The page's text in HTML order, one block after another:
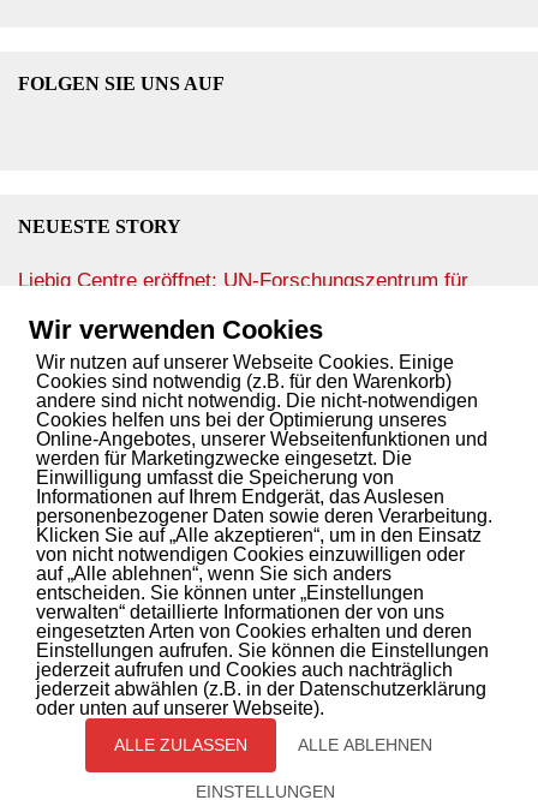
FOLGEN SIE UNS AUF
NEUESTE STORY
Liebig Centre eröffnet: UN-Forschungszentrum für
SPANNENDE STORY? INNOVATIVER SERVICE?
Wir bringen Ihren Content auf den Blog.
KontaktierenSie uns.
INITIATOREN UND PARTNER
Healthcare Mittelhessen lebt durch dieInitiatoren und
Partner.
Digital Health KardiologieMedikamente
ImpressumDatenschutzerklärung
Wir verwenden Cookies
Wir nutzen auf unserer Webseite Cookies. Einige
Cookies sind notwendig (z.B. für den Warenkorb)
andere sind nicht notwendig. Die nicht-notwendigen
Cookies helfen uns bei der Optimierung unseres
Online-Angebotes, unserer Webseitenfunktionen und
werden für Marketingzwecke eingesetzt. Die
Einwilligung umfasst die Speicherung von
Informationen auf Ihrem Endgerät, das Auslesen
personenbezogener Daten sowie deren Verarbeitung.
Klicken Sie auf „Alle akzeptieren“, um in den Einsatz
von nicht notwendigen Cookies einzuwilligen oder
auf „Alle ablehnen“, wenn Sie sich anders
entscheiden. Sie können unter „Einstellungen
verwalten“ detaillierte Informationen der von uns
eingesetzten Arten von Cookies erhalten und deren
Einstellungen aufrufen. Sie können die Einstellungen
jederzeit aufrufen und Cookies auch nachträglich
jederzeit abwählen (z.B. in der Datenschutzerklärung
oder unten auf unserer Webseite).
ALLE ZULASSEN ALLE ABLEHNEN
EINSTELLUNGEN